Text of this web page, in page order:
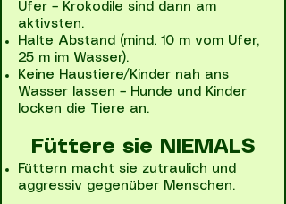
Ufer – Krokodile sind dann am
aktivsten.
Halte Abstand (mind. 10 m vom Ufer,
25 m im Wasser).
Keine Haustiere/Kinder nah ans
Wasser lassen – Hunde und Kinder
locken die Tiere an.
Füttere sie NIEMALS
Füttern macht sie zutraulich und
aggressiv gegenüber Menschen.